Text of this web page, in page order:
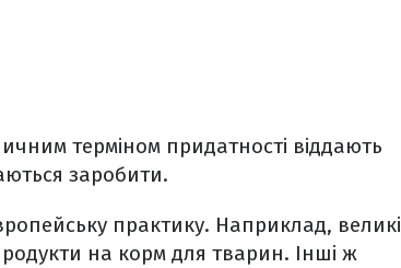
терміном придатності віддають
заробити.
практику. Наприклад, великі
на корм для тварин. Інші ж